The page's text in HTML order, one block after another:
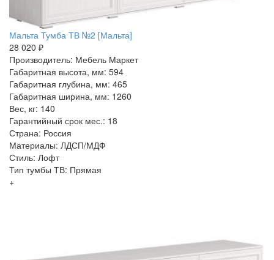
Мальта Тумба ТВ №2 [Мальта]
28 020 ₽
Производитель: Мебель Маркет
Габаритная высота, мм: 594
Габаритная глубина, мм: 465
Габаритная ширина, мм: 1260
Вес, кг: 140
Гарантийный срок мес.: 18
Страна: Россия
Материалы: ЛДСП/МДФ
Стиль: Лофт
Тип тумбы ТВ: Прямая
+